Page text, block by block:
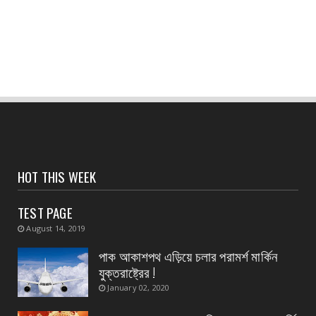
গ্রেফতার হলেন ভগবানপুর বিধানসভার প্রাক্তন তৃণমূল
আবাস যোজনা দ্বিতীয় পর্যায়ে টাকা ১০০ জনের হাতে চেক
তুলেদিল...
HOT THIS WEEK
TEST PAGE
August 14, 2019
পাক আকাশপথ এড়িয়ে চলার পরামর্শ মার্কিন
যুক্তরাষ্ট্রের !
January 02, 2020